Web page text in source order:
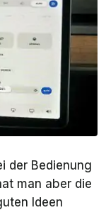
der Bedienung
man aber die
Ideen